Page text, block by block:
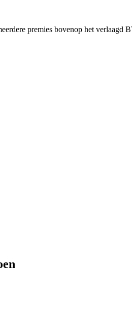
premies bovenop het verlaagd